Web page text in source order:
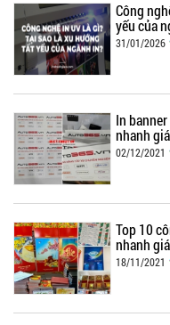
Công
yếu của
31/01/2026
In
nhanh
02/12/2021
Top 10
nhanh
18/11/2021